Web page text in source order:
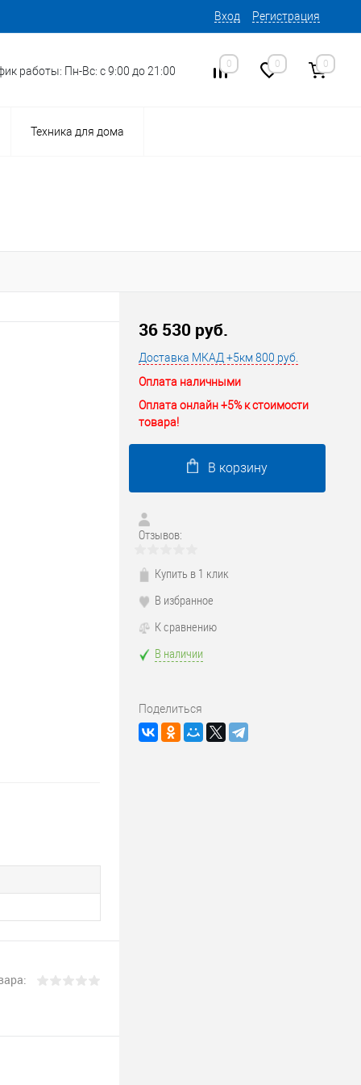
Вход Регистрация
работы: Пн-Вс: с 9:00 до 21:00
0 0 0
Техника для дома
36 530 руб.
Доставка МКАД +5км 800 руб.
Оплата наличными
Оплата онлайн +5% к стоимости
товара!
В корзину
Отзывов:
Купить в 1 клик
В избранное
К сравнению
В наличии
Поделиться